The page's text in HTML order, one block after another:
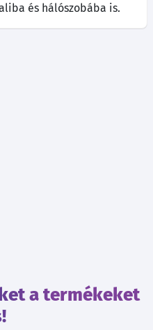
és hálószobába is.
a termékeket